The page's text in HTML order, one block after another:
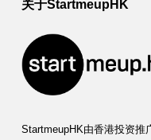
关于StartmeupHK
StartmeupHK由香港投资推